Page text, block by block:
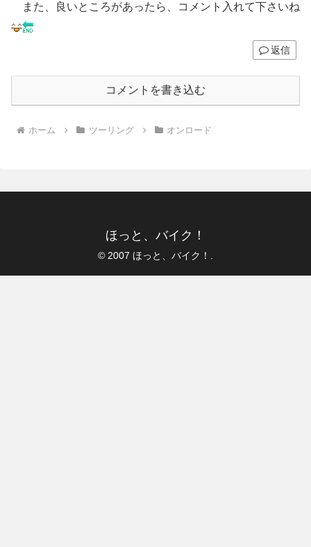
また、良いところがあったら、コメント入れて下さいね
返信
コメントを書き込む
ホーム ツーリング オンロード
ほっと、バイク！
© 2007 ほっと、バイク！.